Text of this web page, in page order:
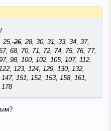
, 25, 26 , 28, 30, 31, 33, 34, 37,
68, 70, 71, 72, 74, 75, 76, 77,
98, 100, 102, 105, 107, 112,
123, 124, 129, 130, 132,
147, 151, 152, 153, 158, 161,
178